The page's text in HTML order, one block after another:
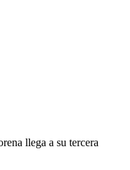
llega a su tercera